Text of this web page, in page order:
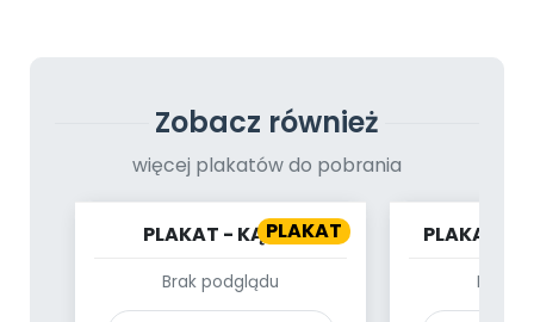
Zobacz również
więcej plakatów do pobrania
PLAKAT
PLAKAT - KĄCIK
WIDZĘ? CO SŁYSZĘ? NAD
M...
Brak podglądu
PLAKAT -
Brak